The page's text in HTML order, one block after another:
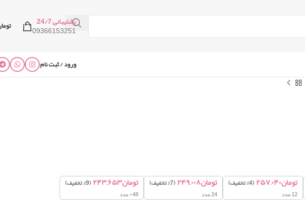
پشتیبانی 24/7
09366153251
ورود / ثبت نام
تومان۲۵۷,۰۴۰(4% تخفیف)
12 عدد
تومان۲۴۹,۰۰۸(7% تخفیف)
24 عدد
تومان۲۴۳,۶۵۳(9% تخفیف)
48+ عدد